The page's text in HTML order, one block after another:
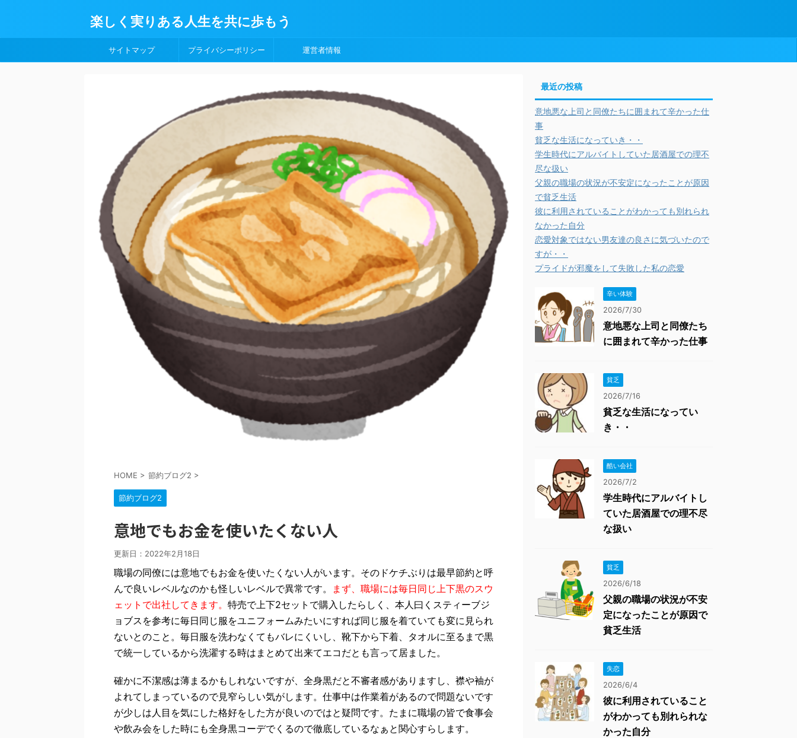
楽しく実りある人生を共に歩もう
サイトマップ プライバシーポリシー 運営者情報
HOME > 節約ブログ2 >
節約ブログ2
意地でもお金を使いたくない人
更新日： 2022年2月18日
職場の同僚には意地でもお金を使いたくない人がいます。そのドケチぶりは最早節約と呼
んで良いレベルなのかも怪しいレベルで異常です。
まず、職場には毎日同じ上下黒のスウ
ェットで出社してきます。 特売で上下2セットで購入したらしく、本人曰くスティーブジ
ョブスを参考に毎日同じ服をユニフォームみたいにすれば同じ服を着ていても変に見られ
ないとのこと。毎日服を洗わなくてもバレにくいし、靴下から下着、タオルに至るまで黒
で統一しているから洗濯する時はまとめて出来てエコだとも言って居ました。
確かに不潔感は薄まるかもしれないですが、全身黒だと不審者感がありますし、襟や袖が
よれてしまっているので見窄らしい気がします。仕事中は作業着があるので問題ないです
が少しは人目を気にした格好をした方が良いのではと疑問です。たまに職場の皆で食事会
や飲み会をした時にも全身黒コーデでくるので徹底しているなぁと関心すらします。
最近の投稿
意地悪な上司と同僚たちに囲まれて辛かった仕
事
貧乏な生活になっていき・・
学生時代にアルバイトしていた居酒屋での理不
尽な扱い
父親の職場の状況が不安定になったことが原因
で貧乏生活
彼に利用されていることがわかっても別れられ
なかった自分
恋愛対象ではない男友達の良さに気づいたので
すが・・
プライドが邪魔をして失敗した私の恋愛
辛い体験
2026/7/30
意地悪な上司と同僚たち
に囲まれて辛かった仕事
貧乏
2026/7/16
貧乏な生活になってい
き・・
酷い会社
2026/7/2
学生時代にアルバイトし
ていた居酒屋での理不尽
な扱い
貧乏
2026/6/18
父親の職場の状況が不安
定になったことが原因で
貧乏生活
失恋
2026/6/4
彼に利用されていること
がわかっても別れられな
かった自分